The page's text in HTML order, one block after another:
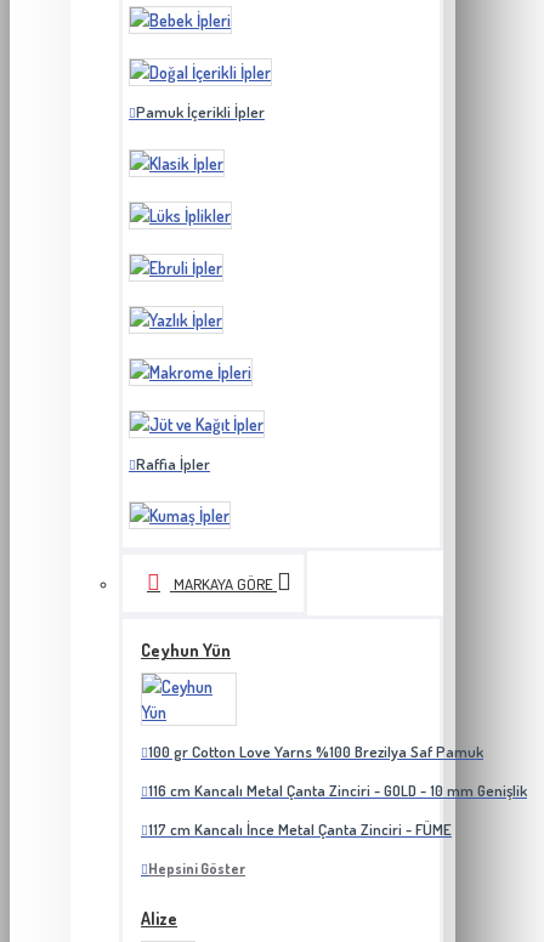
Pamuk İçerikli İpler
Raffia İpler
MARKAYA GÖRE
Ceyhun Yün
100 gr Cotton Love Yarns %100 Brezilya Saf Pamuk
116 cm Kancalı Metal Çanta Zinciri - GOLD - 10 mm Genişlik
117 cm Kancalı İnce Metal Çanta Zinciri - FÜME
Hepsini Göster
Alize